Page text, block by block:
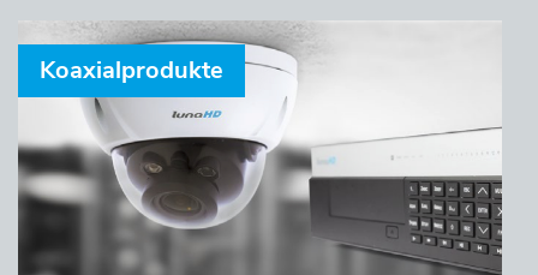
Koaxialprodukte